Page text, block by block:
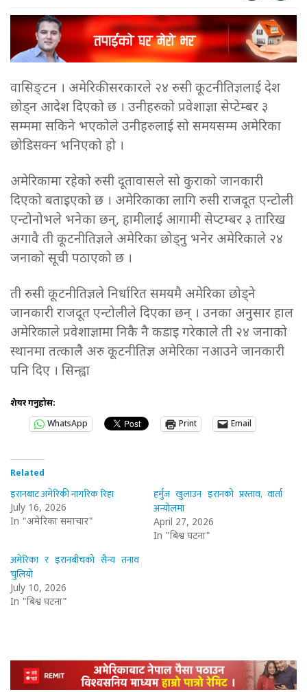
वासिङ्टन । अमेरिकी सरकारले २४ रुसी कूटनीतिज्ञलाई देश
छोड्न आदेश दिएको छ । उनीहरुको प्रवेशाज्ञा सेप्टेम्बर ३
सम्ममा सकिने भएकोले उनीहरुलाई सो समयसम्म अमेरिका
छोडिसक्न भनिएको हो ।
अमेरिकामा रहेको रुसी दूतावासले सो कुराको जानकारी
दिएको बताइएको छ । अमेरिकाका लागि रुसी राजदूत एन्टोली
एन्टोनोभले भनेका छन्, हामीलाई आगामी सेप्टम्बर ३ तारिख
अगावै ती कूटनीतिज्ञले अमेरिका छोड्नु भनेर अमेरिकाले २४
जनाको सूची पठाएको छ ।
ती रुसी कूटनीतिज्ञले निर्धारित समयमै अमेरिका छोड्ने
जानकारी राजदूत एन्टोलीले दिएका छन् । उनका अनुसार हाल
अमेरिकाले प्रवेशाज्ञामा निकै नै कडाइ गरेकाले ती २४ जनाको
स्थानमा तत्कालै अरु कूटनीतिज्ञ अमेरिका नआउने जानकारी
पनि दिए । सिन्ह्वा
शेयर गर्नुहोस:
WhatsApp
Print Email
Related
इरानबाट अमेरिकी नागरिक रिहा
July 16, 2026
In "अमेरिका समाचार"
हर्मुज खुलाउन इरानको प्रस्ताव, वार्ता
अन्योलमा
April 27, 2026
In "बिश्व घटना"
अमेरिका र इरानबीचको सैन्य तनाव
चुलियो
July 10, 2026
In "बिश्व घटना"